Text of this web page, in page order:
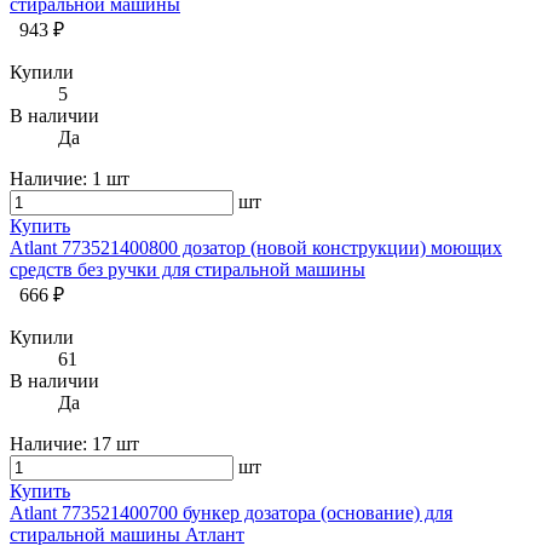
943 ₽
Купили
5
В наличии
Да
Наличие: 1 шт
шт
Купить
Atlant 773521400800 дозатор (новой конструкции) моющих
средств без ручки для стиральной машины
666 ₽
Купили
61
В наличии
Да
Наличие: 17 шт
шт
Купить
Atlant 773521400700 бункер дозатора (основание) для
стиральной машины Атлант